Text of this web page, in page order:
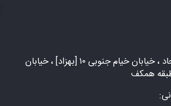
شهر مشهد، بلوار سجاد ، خیابان خیام جنوبی ۱۰ [بهزاد] ، خیابان